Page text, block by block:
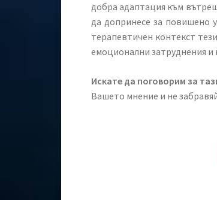
добра адаптация към
да допринесе за повишено
терапевтичен контекст
емоционални затруднения и
Искате да поговорим за
Вашето мнение и не